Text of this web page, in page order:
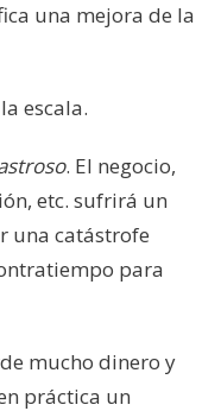
una mejora de la
escala.
. El negocio,
etc. sufrirá un
una catástrofe
para
mucho dinero y
práctica un